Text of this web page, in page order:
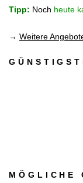
Tipp: Noch heute
→ Weitere
MÖGLICHE